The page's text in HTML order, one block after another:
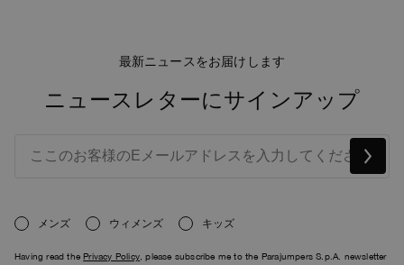
最新ニュースをお届けします
ニュースレターにサインアップ
メンズ ウィメンズ キッズ
Having read thePrivacy Policy, please subscribe me to the Parajumpers S.p.A. newsletter